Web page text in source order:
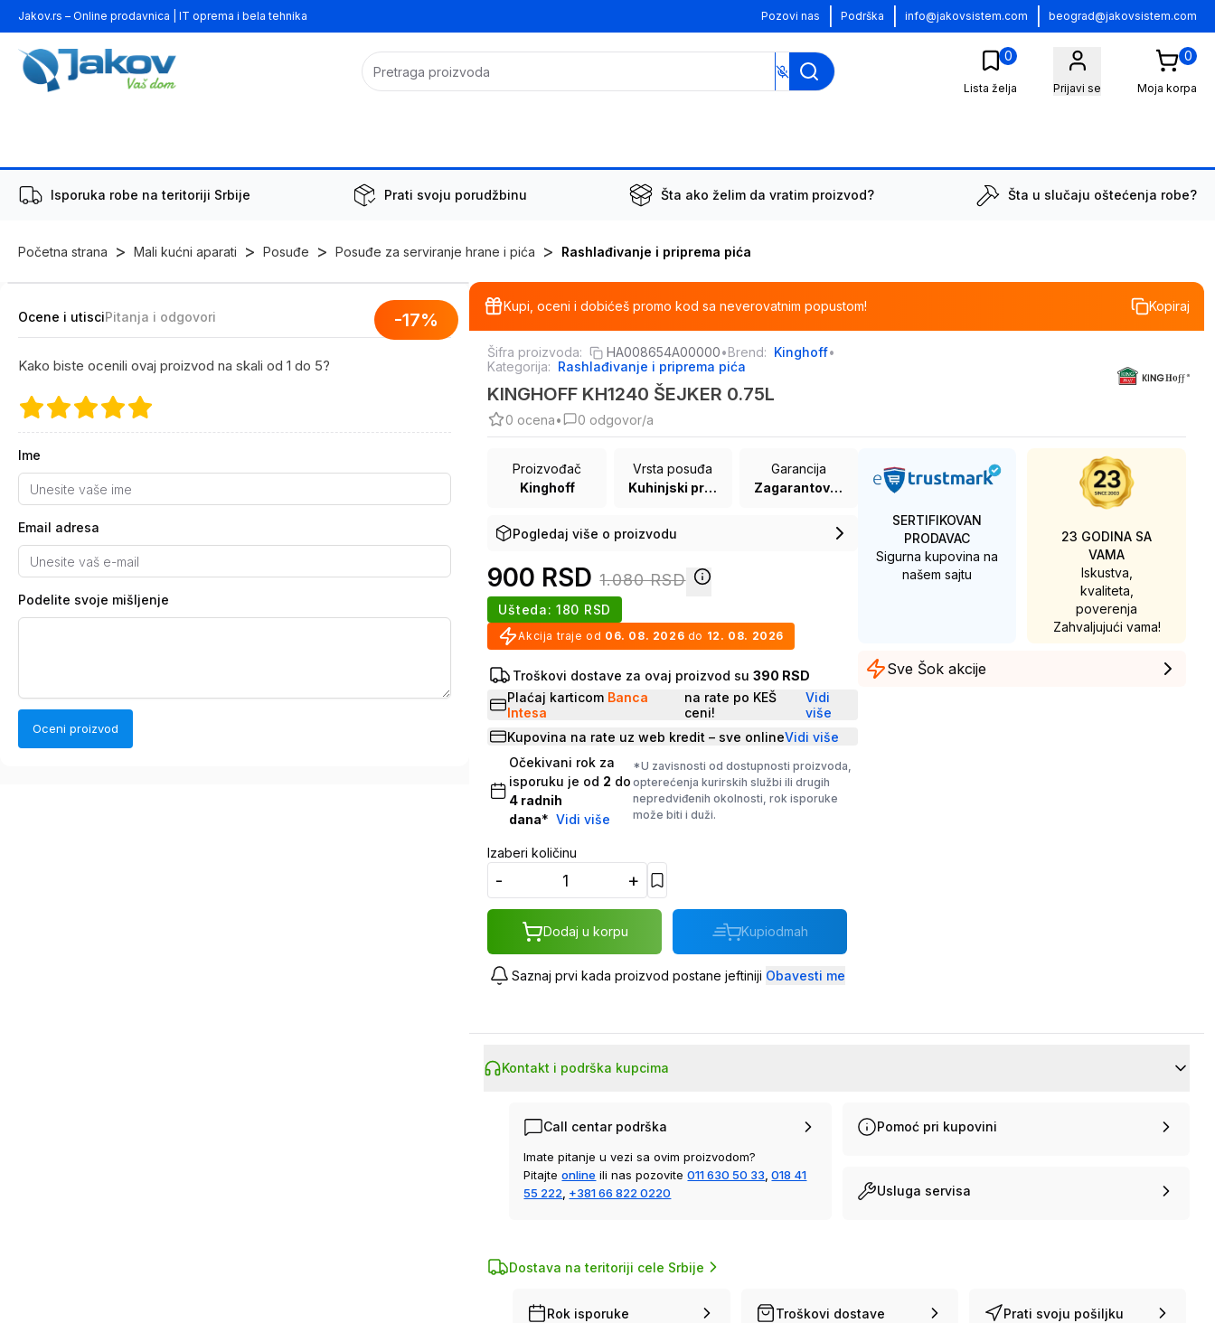
Jakov.rs – Online prodavnica | IT oprema i bela tehnika Pozovi nas Podrška info@jakovsistem.com beograd@jakovsistem.com
0
Lista želja Prijavi se
0
Moja korpa
Isporuka robe na teritoriji Srbije Prati svoju porudžbinu Šta ako želim da vratim proizvod? Šta u slučaju oštećenja robe?
Početna strana > Mali kućni aparati > Posuđe > Posuđe za serviranje hrane i pića > Rashlađivanje i priprema pića
-17%
Ocene i utisciPitanja i odgovori
Kako biste ocenili ovaj proizvod na skali od 1 do 5?
Ime
Email adresa
Podelite svoje mišljenje
Oceni proizvod
Kupi, oceni i dobićeš promo kod sa neverovatnim popustom! Kopiraj
Šifra proizvoda: HA008654A00000•Brend: Kinghoff•
Kategorija: Rashlađivanje i priprema pića
KINGHOFF KH1240 ŠEJKER 0.75L
0 ocena• 0 odgovor/a
Proizvođač
Kinghoff
Vrsta posuđa
Kuhinjski pribor
Garancija
Zagarantovana sva prava kupaca po osnovu zakona o zaštiti potrošača
Pogledaj više o proizvodu
900 RSD 1.080RSD
Ušteda: 180 RSD
Akcija traje od 06. 08. 2026 do 12. 08. 2026
Troškovi dostave za ovaj proizvod su 390 RSD
Plaćaj karticom Banca
Intesa
na rate po KEŠ
ceni!
Vidi
više
Kupovina na rate uz web kredit – sve onlineVidi više
Očekivani rok za
isporuku je od 2 do
4 radnih
dana* Vidi više
*U zavisnosti od dostupnosti proizvoda,
opterećenja kurirskih službi ili drugih
nepredviđenih okolnosti, rok isporuke
može biti i duži.
Izaberi količinu
- +
Dodaj u korpu Kupiodmah
Saznaj prvi kada proizvod postane jeftiniji Obavesti me
SERTIFIKOVAN
PRODAVAC
Sigurna kupovina na
našem sajtu
23 GODINA SA
VAMA
Iskustva,
kvaliteta,
poverenja
Zahvaljujući vama!
Sve Šok akcije
Kontakt i podrška kupcima
Call centar podrška
Imate pitanje u vezi sa ovim proizvodom?
Pitajte online ili nas pozovite 011 630 50 33 018 41
55 222 +381 66 822 0220
Pomoć pri kupovini
Usluga servisa
Dostava na teritoriji cele Srbije
Rok isporuke Troškovi dostave Prati svoju pošiljku